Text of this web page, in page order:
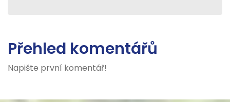
Přehled komentářů
Napište první komentář!